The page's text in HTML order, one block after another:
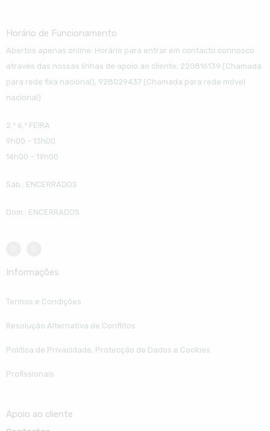
Horário de Funcionamento
Abertos apenas online: Horário para entrar em contacto connosco
através das nossas linhas de apoio ao cliente, 220816139 (Chamada
para rede fixa nacional), 928029437 (Chamada para rede móvel
nacional)
2.ª 6.ª FEIRA
9h00 – 13h00
14h00 – 19h00
Sáb.: ENCERRADOS
Dom.: ENCERRADOS
Informações
Termos e Condições
Resolução Alternativa de Conflitos
Política de Privacidade, Protecção de Dados e Cookies
Profissionais
Apoio ao cliente